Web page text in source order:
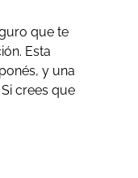
que te
Esta
y una
crees que